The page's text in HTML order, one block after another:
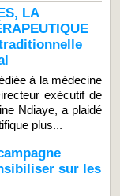
LA
à la médecine
exécutif de
Ndiaye, a plaidé
plus...
sur les